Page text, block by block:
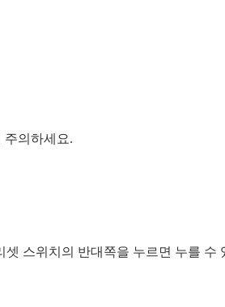
주의하세요.
스위치의 반대쪽을 누르면 누를 수